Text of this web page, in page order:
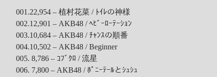
ORICON
Photo
Tool
Uncategorized
001.22,954 – 植村花菜 / ﾄｲﾚの神様
002.12,901 – AKB48 / ﾍﾋﾞｰﾛｰﾃｰｼｮﾝ
003.10,684 – AKB48 / ﾁｬﾝｽの順番
004.10,502 – AKB48 / Beginner
005. 8,786 – ｺﾌﾞｸﾛ / 流星
006. 7,800 – AKB48 / ﾎﾟﾆｰﾃｰﾙとｼｭｼｭ